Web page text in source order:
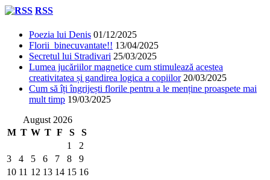
RSS
Poezia lui Denis 01/12/2025
Florii binecuvantate!! 13/04/2025
Secretul lui Stradivari 25/03/2025
Lumea jucăriilor magnetice cum stimulează acestea
creativitatea și gandirea logica a copiilor 20/03/2025
Cum să îți îngrijești florile pentru a le menține proaspete mai
mult timp 19/03/2025
August 2026
M T W T F S
S
1
2
3
4 5 6 7 8
9
10 11 12 13 14 15 16